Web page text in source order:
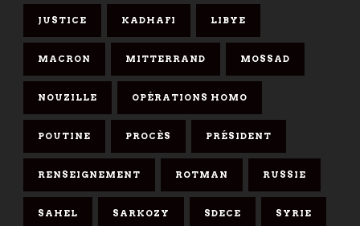
JUSTICE KADHAFI LIBYE
MACRON MITTERRAND MOSSAD
NOUZILLE OPÉRATIONS HOMO
POUTINE PROCÈS PRÉSIDENT
RENSEIGNEMENT ROTMAN RUSSIE
SAHEL SARKOZY SDECE SYRIE